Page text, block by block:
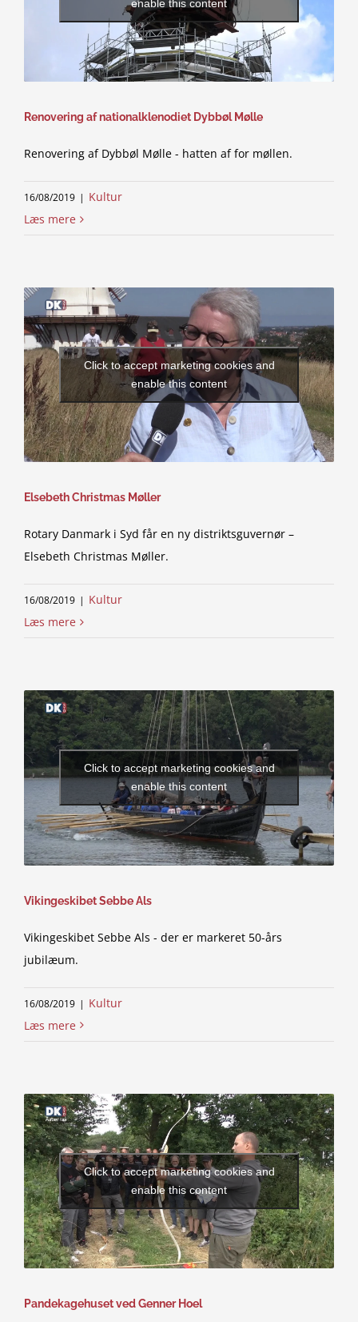
enable this content
Renovering af nationalklenodiet Dybbøl Mølle
Renovering af Dybbøl Mølle - hatten af for møllen.
16/08/2019 | Kultur
Læs mere
Click to accept marketing cookies and
enable this content
Elsebeth Christmas Møller
Rotary Danmark i Syd får en ny distriktsguvernør –
Elsebeth Christmas Møller.
16/08/2019 | Kultur
Læs mere
Click to accept marketing cookies and
enable this content
Vikingeskibet Sebbe Als
Vikingeskibet Sebbe Als - der er markeret 50-års
jubilæum.
16/08/2019 | Kultur
Læs mere
Click to accept marketing cookies and
enable this content
Pandekagehuset ved Genner Hoel